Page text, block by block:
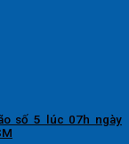
số 5 lúc 07h ngày